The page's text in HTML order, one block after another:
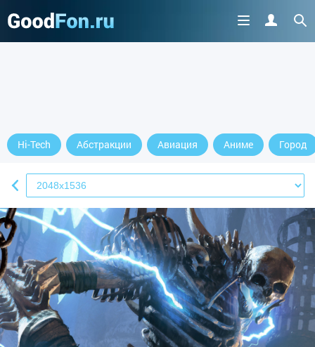
Hi-Tech Абстракции Авиация Аниме Город